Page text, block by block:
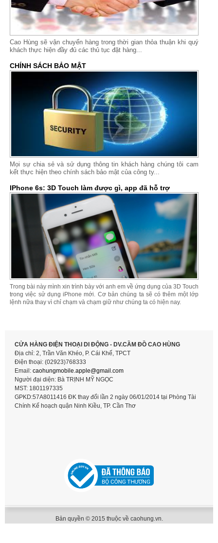
Cao Hùng sẽ vận chuyển hàng trong thời gian thỏa thuận khi quý
khách thực hiện đầy đủ các thủ tục đặt hàng...
CHÍNH SÁCH BẢO MẬT
Mọi sự chia sẻ và sử dụng thông tin khách hàng chúng tôi cam
kết thực hiện theo chính sách bảo mật của công ty...
IPhone 6s: 3D Touch làm được gì, app đã hỗ trợ
Trong bài này mình xin trình bày với anh em về ứng dụng của 3D Touch
trong việc sử dụng iPhone mới. Cơ bản chúng ta sẽ có thêm một lớp
lệnh nữa thay vì chỉ chạm và chạm giữ như chúng ta có hiện nay.
CỬA HÀNG ĐIỆN THOẠI DI ĐỘNG - DV.CẦM ĐỒ CAO HÙNG
Địa chỉ: 2, Trần Văn Khéo, P. Cái Khế, TPCT
Điện thoại: (02923)768333
Email: caohungmobile. apple@gmail.com
Người đại diện: Bà TRỊNH MỸ NGỌC
MST: 1801197335
GPKD:57A8011416 ĐK thay đổi lần 2 ngày 06/01/2014 tại Phòng Tài
Chính Kế hoạch quận Ninh Kiều, TP. Cần Thơ
Bản quyền © 2015 thuộc về caohung.vn.